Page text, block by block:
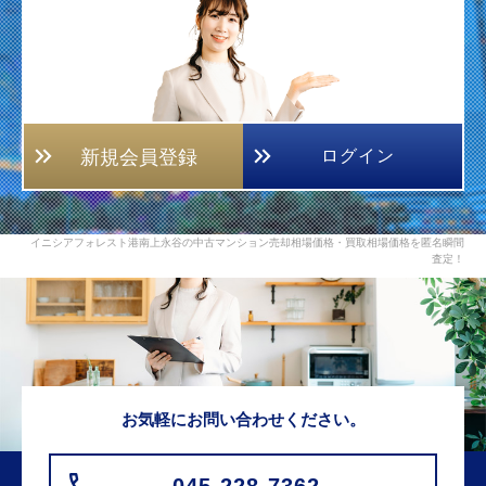
新規会員登録 ログイン
イニシアフォレスト港南上永谷の中古マンション売却相場価格・買取相場価格を匿名瞬間
査定！
お気軽にお問い合わせください。